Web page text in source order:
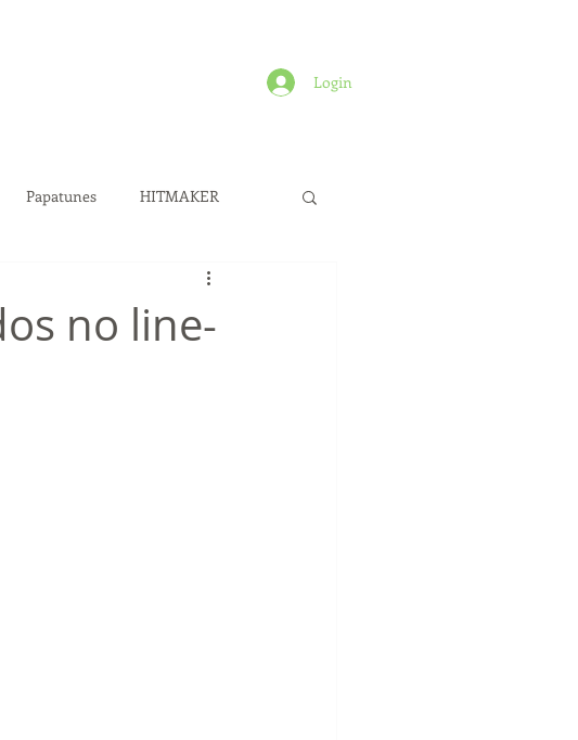
Login
Papatunes HITMAKER
no line-